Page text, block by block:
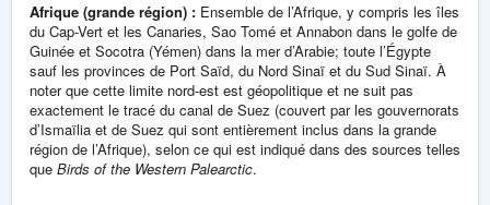
Afrique (grande région) : Ensemble de l’Afrique, y compris les îles
du Cap-Vert et les Canaries, Sao Tomé et Annabon dans le golfe de
Guinée et Socotra (Yémen) dans la mer d’Arabie; toute l’Égypte
sauf les provinces de Port Saïd, du Nord Sinaï et du Sud Sinaï. À
noter que cette limite nord-est est géopolitique et ne suit pas
exactement le tracé du canal de Suez (couvert par les gouvernorats
d’Ismaïlia et de Suez qui sont entièrement inclus dans la grande
région de l’Afrique), selon ce qui est indiqué dans des sources telles
que Birds of the Western Palearctic.